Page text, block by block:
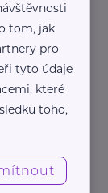
tom, jak
pro
tyto údaje
které
toho,